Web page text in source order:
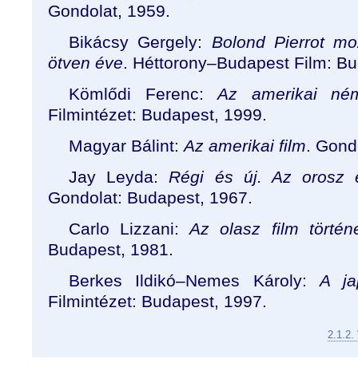
Gondolat, 1959.
Bikácsy Gergely: Bolond Pierrot
ötven éve. Héttorony–Budapest Film:
Kömlődi Ferenc:Az amerikai
Filmintézet: Budapest, 1999.
Magyar Bálint:Az amerikai film.
Jay Leyda: Régi és új. Az orosz
Gondolat: Budapest, 1967.
Carlo Lizzani:Az olasz film
Budapest, 1981.
Berkes Ildikó–Nemes Károly:A
Filmintézet: Budapest, 1997.
2.1.2.